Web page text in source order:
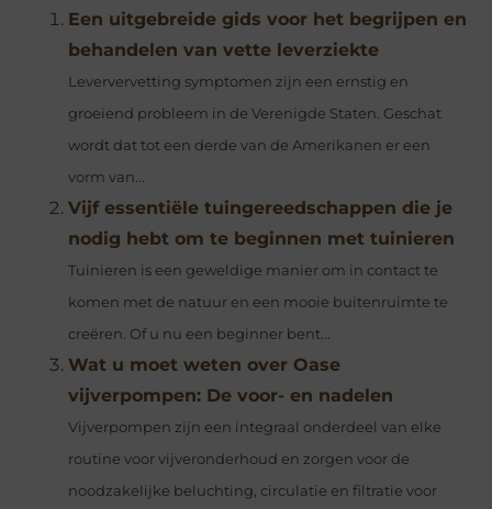
Een uitgebreide gids voor het begrijpen en
behandelen van vette leverziekte
Leververvetting symptomen zijn een ernstig en
groeiend probleem in de Verenigde Staten. Geschat
wordt dat tot een derde van de Amerikanen er een
vorm van...
Vijf essentiële tuingereedschappen die je
nodig hebt om te beginnen met tuinieren
Tuinieren is een geweldige manier om in contact te
komen met de natuur en een mooie buitenruimte te
creëren. Of u nu een beginner bent...
Wat u moet weten over Oase
vijverpompen: De voor- en nadelen
Vijverpompen zijn een integraal onderdeel van elke
routine voor vijveronderhoud en zorgen voor de
noodzakelijke beluchting, circulatie en filtratie voor